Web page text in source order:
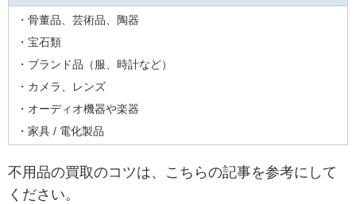
・骨董品、芸術品、陶器
・宝石類
・ブランド品（服、時計など）
・カメラ、レンズ
・オーディオ機器や楽器
・家具 / 電化製品
不用品の買取のコツは、こちらの記事を参考にして
ください。